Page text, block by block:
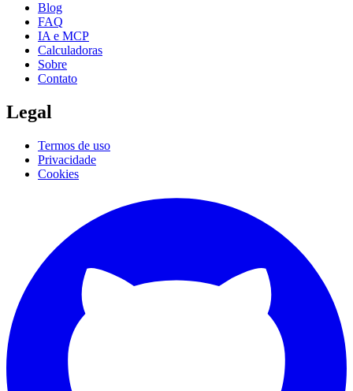
Blog
FAQ
IA e MCP
Calculadoras
Sobre
Contato
Legal
Termos de uso
Privacidade
Cookies